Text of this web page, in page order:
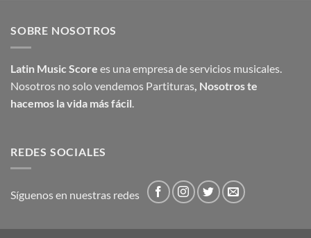
SOBRE NOSOTROS
Latin Music Score es una empresa de servicios musicales.
Nosotros no solo vendemos Partituras, Nosotros te
hacemos la vida más fácil.
REDES SOCIALES
Síguenos en nuestras redes